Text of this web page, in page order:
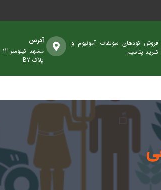
فروش کودهای سولفات آمونیوم و
کلرید پتاسیم
آدرس
پلاک B7